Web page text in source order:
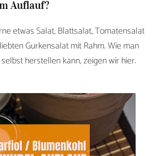
Auflauf?
etwas Salat, Blattsalat, Tomatensalat
Gurkensalat mit Rahm. Wie man
herstellen kann, zeigen wir hier.